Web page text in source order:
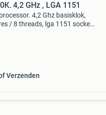
4,2 GHz , LGA 1151
4,2 Ghz basisklok,
/ 8 threads, lga 1151 socket,
Verzenden